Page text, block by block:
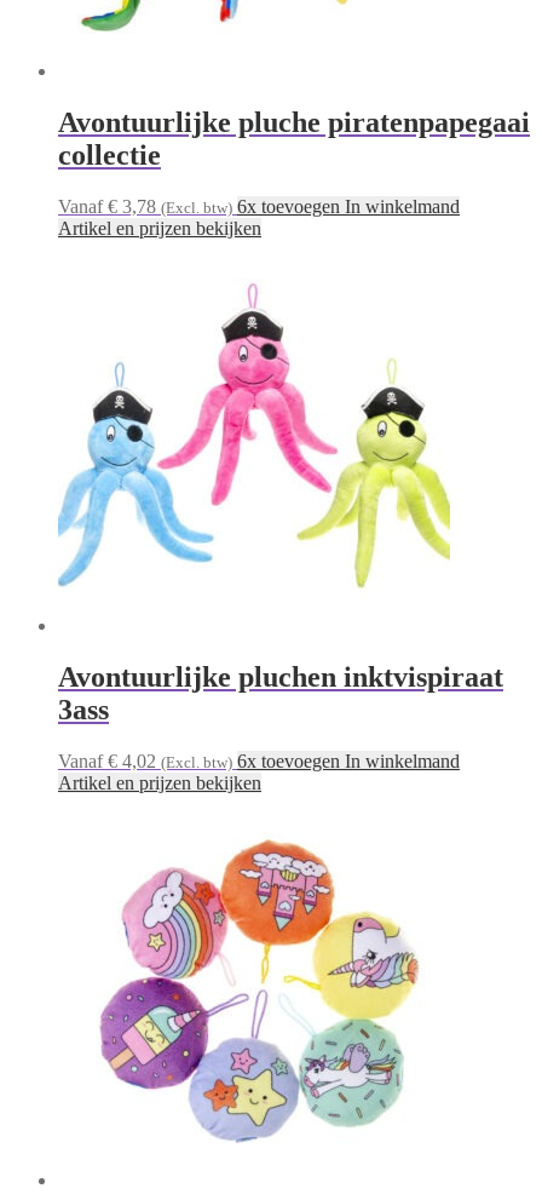
Avontuurlijke pluche piratenpapegaai
collectie
Vanaf € 3,78 (Excl. btw) 6x toevoegen In winkelmand
Artikel en prijzen bekijken
Avontuurlijke pluchen inktvispiraat
3ass
Vanaf € 4,02 (Excl. btw) 6x toevoegen In winkelmand
Artikel en prijzen bekijken